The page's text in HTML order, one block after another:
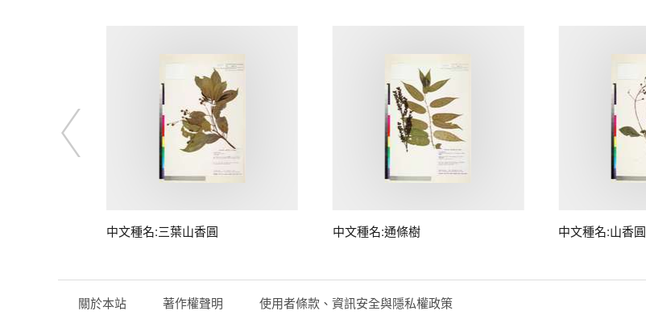
中文種名:三葉山香圓 中文種名:通條樹 中文種名:山香圓
關於本站 著作權聲明 使用者條款、資訊安全與隱私權政策